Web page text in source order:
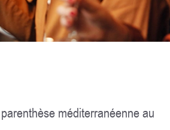
méditerranéenne au